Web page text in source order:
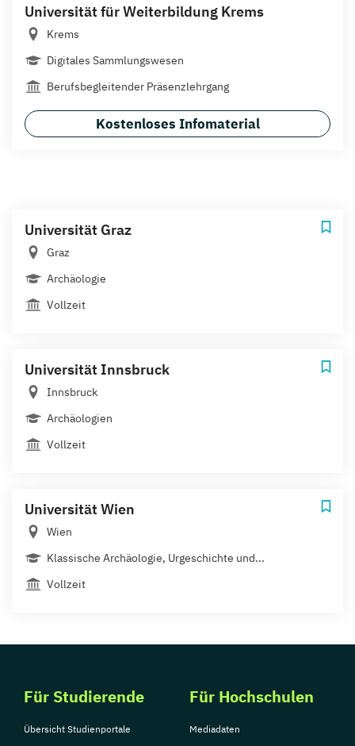
Universität für Weiterbildung Krems
Krems
Digitales Sammlungswesen
Berufsbegleitender Präsenzlehrgang
Kostenloses Infomaterial
Universität Graz
Graz
Archäologie
Vollzeit
Universität Innsbruck
Innsbruck
Archäologien
Vollzeit
Universität Wien
Wien
Klassische Archäologie, Urgeschichte und...
Vollzeit
Für Studierende
Übersicht Studienportale
Für Hochschulen
Mediadaten